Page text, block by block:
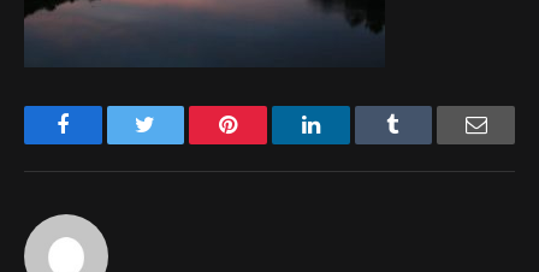
Facebook Pinterest LinkedIn Email